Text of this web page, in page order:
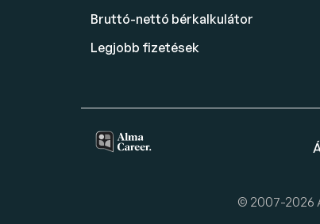
Bruttó-nettó bérkalkulátor
Legjobb fizetések
© 2007-2026